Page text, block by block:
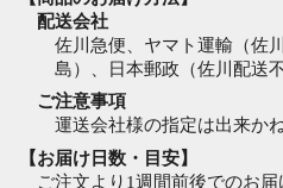
配送会社
佐川急便、ヤマト運輸（佐
島）、日本郵政（佐川配送
ご注意事項
運送会社様の指定は出来かね
【お届け日数・目安】
ご注文より1週間前後でのお届